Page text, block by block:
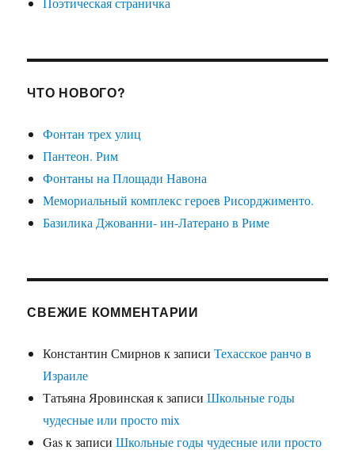
ЧТО НОВОГО?
Фонтан трех улиц
Пантеон. Рим
Фонтаны на Площади Навона
Мемориальный комплекс героев Рисорджименто.
Базилика Джованни- ин-Латерано в Риме
СВЕЖИЕ КОММЕНТАРИИ
Константин Смирнов к записиТехасское ранчо в
Израиле
Татьяна Яровинскаяк записиШкольные годы
чудесные или просто mix
Gasк записиШкольные годы чудесные или просто